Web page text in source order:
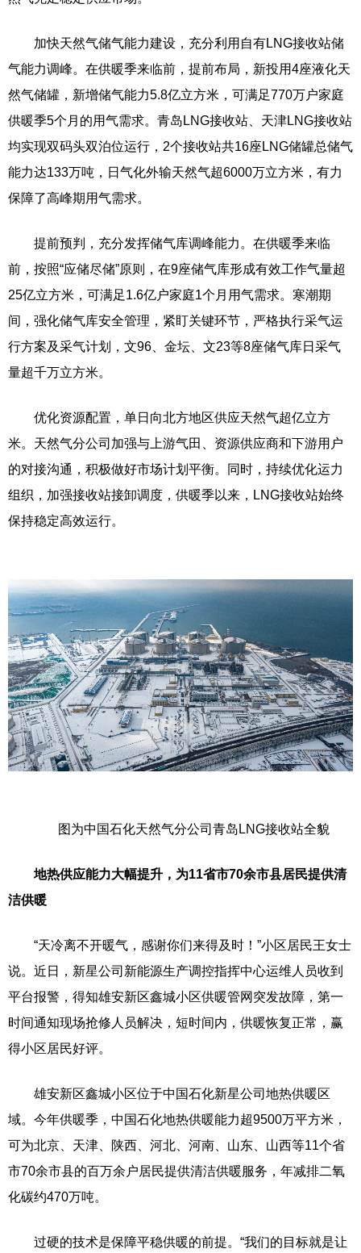
加快天然气储气能力建设，充分利用自有LNG接收站储
气能力调峰。在供暖季来临前，提前布局，新投用4座液化天
然气储罐，新增储气能力5.8亿立方米，可满足770万户家庭
供暖季5个月的用气需求。青岛LNG接收站、天津LNG接收站
均实现双码头双泊位运行，2个接收站共16座LNG储罐总储气
能力达133万吨，日气化外输天然气超6000万立方米，有力
保障了高峰期用气需求。
提前预判，充分发挥储气库调峰能力。在供暖季来临
前，按照“应储尽储”原则，在9座储气库形成有效工作气量超
25亿立方米，可满足1.6亿户家庭1个月用气需求。寒潮期
间，强化储气库安全管理，紧盯关键环节，严格执行采气运
行方案及采气计划，文96、金坛、文23等8座储气库日采气
量超千万立方米。
优化资源配置，单日向北方地区供应天然气超亿立方
米。天然气分公司加强与上游气田、资源供应商和下游用户
的对接沟通，积极做好市场计划平衡。同时，持续优化运力
组织，加强接收站接卸调度，供暖季以来，LNG接收站始终
保持稳定高效运行。
图为中国石化天然气分公司青岛LNG接收站全貌
地热供应能力大幅提升，为11省市70余市县居民提供清
洁供暖
“天冷离不开暖气，感谢你们来得及时！”小区居民王女士
说。近日，新星公司新能源生产调控指挥中心运维人员收到
平台报警，得知雄安新区鑫城小区供暖管网突发故障，第一
时间通知现场抢修人员解决，短时间内，供暖恢复正常，赢
得小区居民好评。
雄安新区鑫城小区位于中国石化新星公司地热供暖区
域。今年供暖季，中国石化地热供暖能力超9500万平方米，
可为北京、天津、陕西、河北、河南、山东、山西等11个省
市70余市县的百万余户居民提供清洁供暖服务，年减排二氧
化碳约470万吨。
过硬的技术是保障平稳供暖的前提。“我们的目标就是让